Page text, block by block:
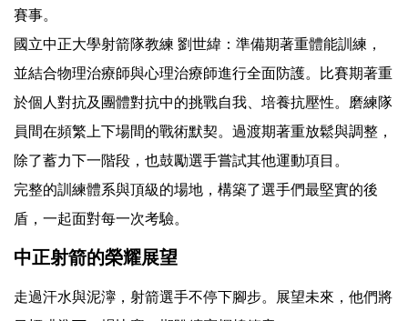
賽事。
國立中正大學射箭隊教練 劉世緯：準備期著重體能訓練，
並結合物理治療師與心理治療師進行全面防護。比賽期著重
於個人對抗及團體對抗中的挑戰自我、培養抗壓性。磨練隊
員間在頻繁上下場間的戰術默契。過渡期著重放鬆與調整，
除了蓄力下一階段，也鼓勵選手嘗試其他運動項目。
完整的訓練體系與頂級的場地，構築了選手們最堅實的後
盾，一起面對每一次考驗。
中正射箭的榮耀展望
走過汗水與泥濘，射箭選手不停下腳步。展望未來，他們將